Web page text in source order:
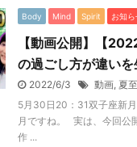
Body Mind Spirit お知ら
【動画公開】【
の過ごし方が違いを
2022/6/3 動画, 夏至
5月30日20：31双子座新
月ですね。 実は、今回公
作 ...